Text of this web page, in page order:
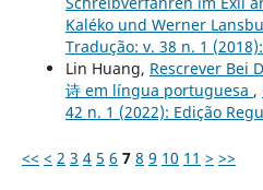
Kaléko und Werner
Tradução: v. 38 n. 1
Lin Huang, Rescrever Bei
诗 em língua portuguesa ,
42 n. 1 (2022): Edição
<< < 2 3 4 5 6 7 8 9 10 11 > >>